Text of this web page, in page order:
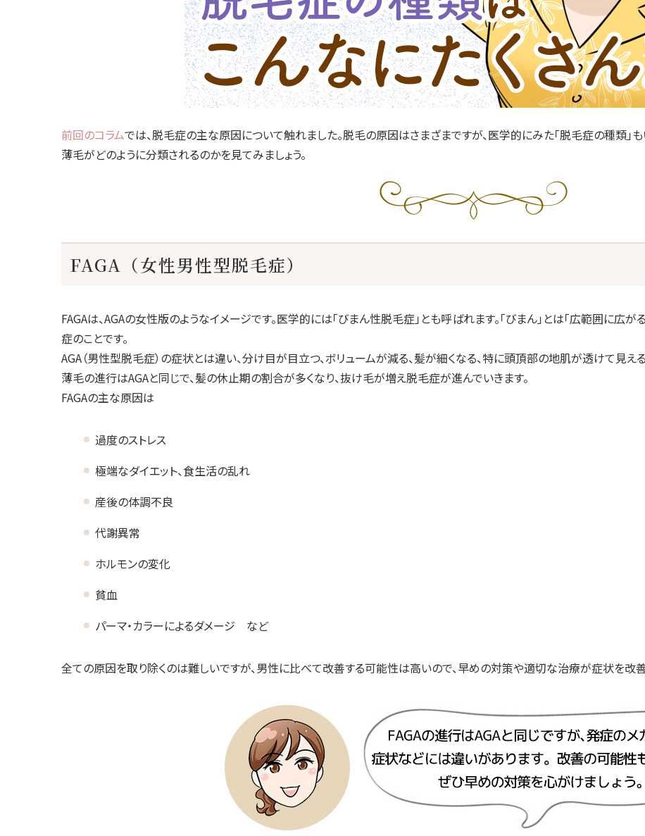
（SUNEKOS®Performa）
脂肪溶解注射（メソセラピ
ー）
リフトアップ（糸リフト・スレ
ッドリフト・テスリフト）
CO2（炭酸ガス）レーザー
レジェンドプロ+
ダーマペン
ポテンツァ（POTENZA）
ハイドラフェイシャル
テック)
医療レーザー脱毛
眼瞼下垂症(保険適用)
アートメイク
ホームケア・コスメ
料金表
症例
前回のコラムでは、脱毛症の主な原因について触れました。脱毛の原因はさまざまですが、医学的にみた「脱毛症の種類」
薄毛がどのように分類されるのかを見てみましょう。
FAGA（女性男性型脱毛症）
FAGAは、AGAの女性版のようなイメージです。医学的には「びまん性脱毛症」とも呼ばれます。「びまん」とは「広範囲に広
症のことです。
AGA（男性型脱毛症）の症状とは違い、分け目が目立つ、ボリュームが減る、髪が細くなる、特に頭頂部の地肌が透けて見える
薄毛の進行はAGAと同じで、髪の休止期の割合が多くなり、抜け毛が増え脱毛症が進んでいきます。
FAGAの主な原因は
過度のストレス
極端なダイエット、食生活の乱れ
産後の体調不良
代謝異常
ホルモンの変化
貧血
パーマ・カラーによるダメージ など
全ての原因を取り除くのは難しいですが、男性に比べて改善する可能性は高いので、早めの対策や適切な治療が症状を改善